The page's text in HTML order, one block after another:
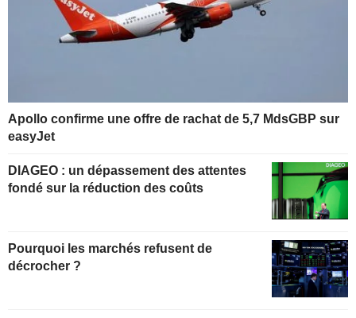
Apollo confirme une offre de rachat de 5,7 MdsGBP sur
easyJet
DIAGEO : un dépassement des attentes
fondé sur la réduction des coûts
Pourquoi les marchés refusent de
décrocher ?